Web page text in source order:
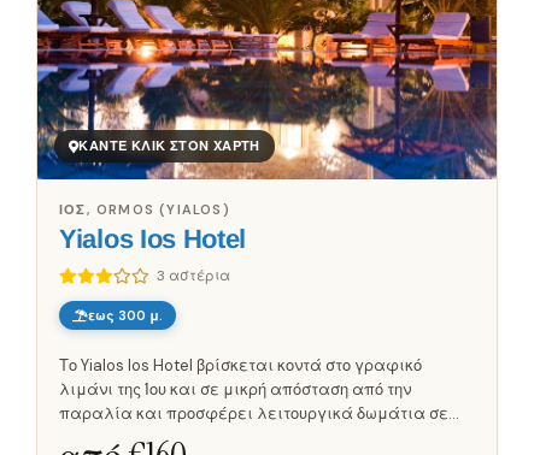
ΚΆΝΤΕ ΚΛΙΚ ΣΤΟΝ ΧΆΡΤΗ
Yialos Ios Hotel
3 αστέρια
ΊΟΣ, ORMOS (YIALOS)
εως 300 μ.
Το Yialos Ios Hotel βρίσκεται κοντά στο γραφικό
λιμάνι της Ίου και σε μικρή απόσταση από την
παραλία και προσφέρει λειτουργικά δωμάτια σε
ζεστή ατμόσφαιρα, μόλις 1 χλμ. από το κέντρο της